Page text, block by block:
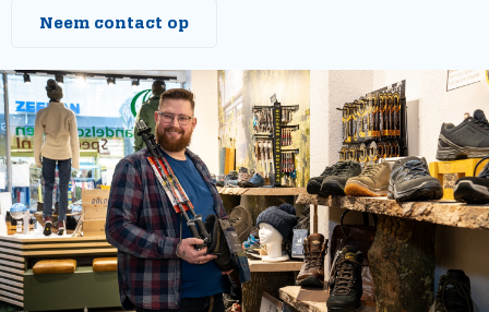
Neem contact op